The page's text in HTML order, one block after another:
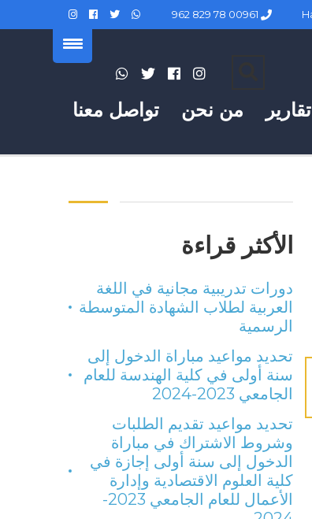
تواصل معنا من نحن تقارير
الأكثر قراءة
دورات تدريبية مجانية في اللغة
العربية لطلاب الشهادة المتوسطة
الرسمية
تحديد مواعيد مباراة الدخول إلى
سنة أولى في كلية الهندسة للعام
الجامعي 2023-2024
تحديد مواعيد تقديم الطلبات
وشروط الاشتراك في مباراة
الدخول إلى سنة أولى إجازة في
كلية العلوم الاقتصادية وإدارة
الأعمال للعام الجامعي 2023-